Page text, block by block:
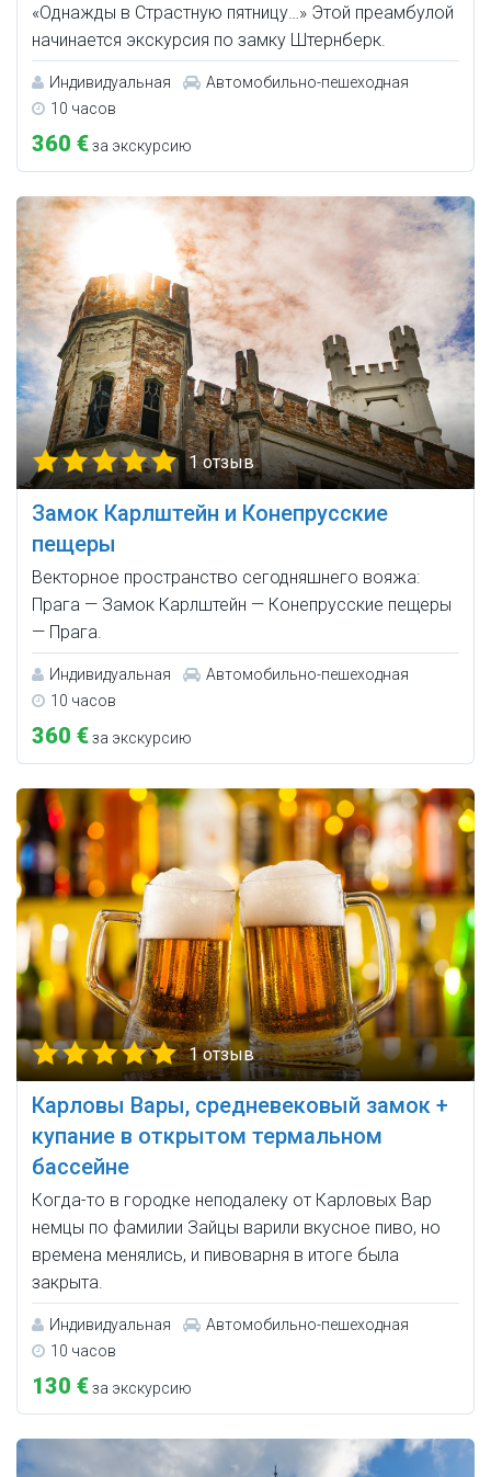
«Однажды в Страстную пятницу…» Этой преамбулой
начинается экскурсия по замку Штернберк.
Индивидуальная
Автомобильно-пешеходная
10 часов
360 €за экскурсию
1 отзыв
Замок Карлштейн и Конепрусские
пещеры
Векторное пространство сегодняшнего вояжа:
Прага — Замок Карлштейн — Конепрусские пещеры
— Прага.
Индивидуальная
Автомобильно-пешеходная
10 часов
360 €за экскурсию
1 отзыв
Карловы Вары, средневековый замок +
купание в открытом термальном
бассейне
Когда-то в городке неподалеку от Карловых Вар
немцы по фамилии Зайцы варили вкусное пиво, но
времена менялись, и пивоварня в итоге была
закрыта.
Индивидуальная
Автомобильно-пешеходная
10 часов
130 €за экскурсию